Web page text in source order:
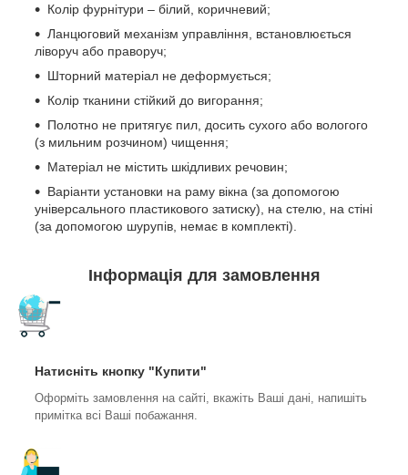
Колір фурнітури – білий, коричневий;
Ланцюговий механізм управління, встановлюється
ліворуч або праворуч;
Шторний матеріал не деформується;
Колір тканини стійкий до вигорання;
Полотно не притягує пил, досить сухого або вологого
(з мильним розчином) чищення;
Матеріал не містить шкідливих речовин;
Варіанти установки на раму вікна (за допомогою
універсального пластикового затиску), на стелю, на стіні
(за допомогою шурупів, немає в комплекті).
Інформація для замовлення
Натисніть кнопку "Купити"
Оформіть замовлення на сайті, вкажіть Ваші дані, напишіть
примітка всі Ваші побажання.